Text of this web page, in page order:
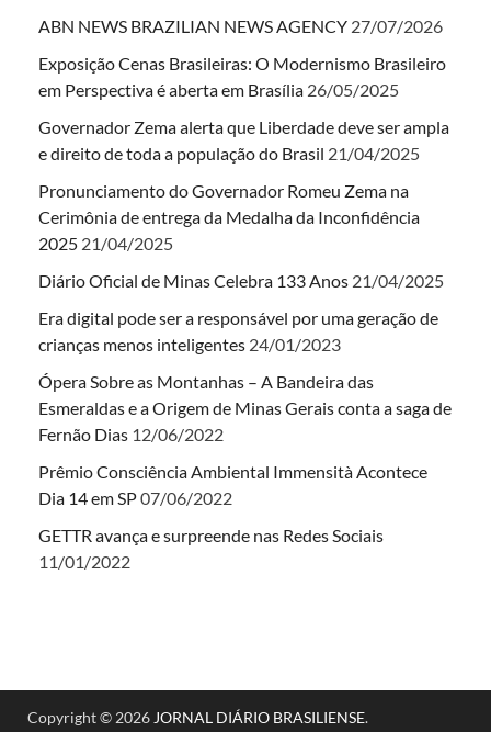
ABN NEWS BRAZILIAN NEWS AGENCY 27/07/2026
Exposição Cenas Brasileiras: O Modernismo Brasileiro
em Perspectiva é aberta em Brasília 26/05/2025
Governador Zema alerta que Liberdade deve ser ampla
e direito de toda a população do Brasil 21/04/2025
Pronunciamento do Governador Romeu Zema na
Cerimônia de entrega da Medalha da Inconfidência
2025 21/04/2025
Diário Oficial de Minas Celebra 133 Anos 21/04/2025
Era digital pode ser a responsável por uma geração de
crianças menos inteligentes 24/01/2023
Ópera Sobre as Montanhas – A Bandeira das
Esmeraldas e a Origem de Minas Gerais conta a saga de
Fernão Dias 12/06/2022
Prêmio Consciência Ambiental Immensità Acontece
Dia 14 em SP07/06/2022
GETTR avança e surpreende nas Redes Sociais
11/01/2022
Copyright © 2026 JORNAL DIÁRIO BRASILIENSE.